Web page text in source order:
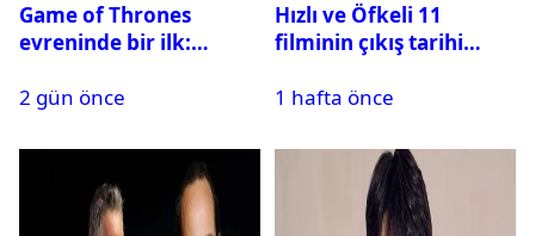
Game of Thrones
evreninde bir ilk:
beyaz perdeye geliyor
2 gün önce
Hızlı ve Öfkeli 11
filminin çıkış tarihi
1 hafta önce